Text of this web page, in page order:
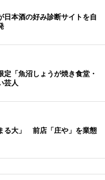
日本酒の好み診断サイトを自
「魚沼しょうが焼き食堂・
芸人
る大」 前店「庄や」を業態